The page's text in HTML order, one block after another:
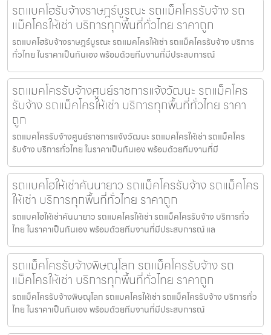
รถแบคโฮรับจ้างราษฎร์บูรณะ รถแม็คโครรับจ้าง รถ
แม็คโครให้เช่า บริการทุกพื้นที่ทั่วไทย ราคาถูก
รถแบคโฮรับจ้างราษฎร์บูรณะ รถแมคโครให้เช่า รถแม็คโครรับจ้าง บริการ
ทั่วไทย ในราคาเป็นกันเอง พร้อมด้วยทีมงานที่มีประสบการณ์
รถแมคโครรับจ้างศูนย์ราชการแจ้งวัฒนะ รถแม็คโคร
รับจ้าง รถแม็คโครให้เช่า บริการทุกพื้นที่ทั่วไทย ราคา
ถูก
รถแมคโครรับจ้างศูนย์ราชการแจ้งวัฒนะ รถแมคโครให้เช่า รถแม็คโคร
รับจ้าง บริการทั่วไทย ในราคาเป็นกันเอง พร้อมด้วยทีมงานที่มี
รถแบคโฮให้เช่าคันนายาว รถแม็คโครรับจ้าง รถแม็คโคร
ให้เช่า บริการทุกพื้นที่ทั่วไทย ราคาถูก
รถแบคโฮให้เช่าคันนายาว รถแมคโครให้เช่า รถแม็คโครรับจ้าง บริการทั่ว
ไทย ในราคาเป็นกันเอง พร้อมด้วยทีมงานที่มีประสบการณ์ แล
รถแม็คโครรับจ้างพิษณุโลก รถแม็คโครรับจ้าง รถ
แม็คโครให้เช่า บริการทุกพื้นที่ทั่วไทย ราคาถูก
รถแม็คโครรับจ้างพิษณุโลก รถแมคโครให้เช่า รถแม็คโครรับจ้าง บริการทั่ว
ไทย ในราคาเป็นกันเอง พร้อมด้วยทีมงานที่มีประสบการณ์